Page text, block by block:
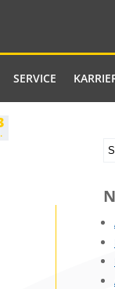
SERVICE